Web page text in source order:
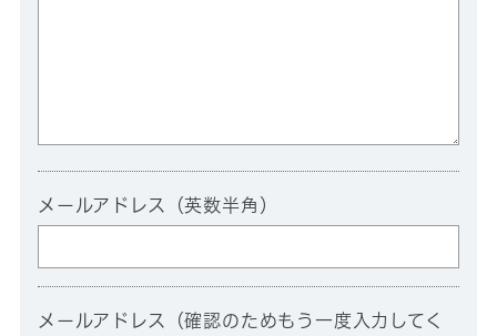
メールアドレス（英数半角）
メールアドレス（確認のためもう一度入力してく